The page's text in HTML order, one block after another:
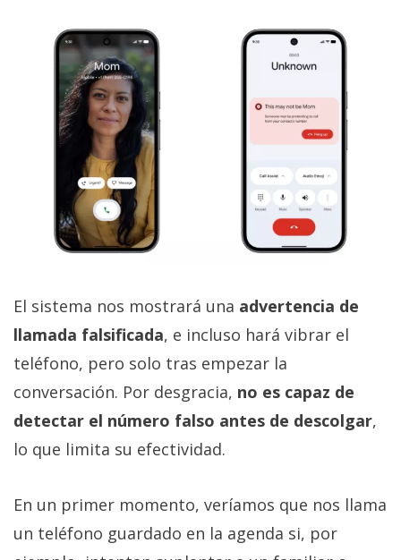
El sistema nos mostrará una advertencia de
llamada falsificada, e incluso hará vibrar el
teléfono, pero solo tras empezar la
conversación. Por desgracia, no es capaz de
detectar el número falso antes de descolgar,
lo que limita su efectividad.
En un primer momento, veríamos que nos llama
un teléfono guardado en la agenda si, por